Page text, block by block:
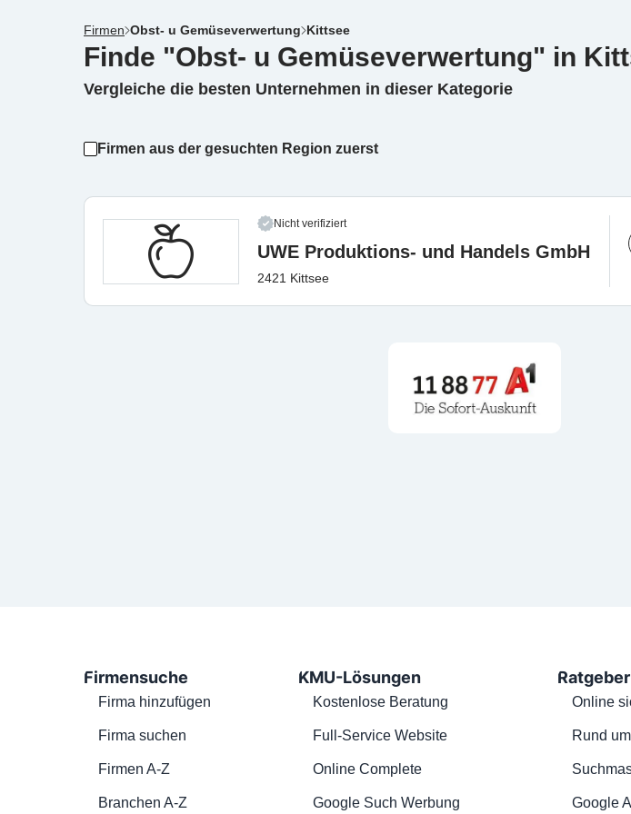
Firmen Obst- u Gemüseverwertung Kittsee
Finde "Obst- u Gemüseverwertung" in
Vergleiche die besten Unternehmen in dieser Kategorie
Firmen aus der gesuchten Region zuerst
Nicht verifiziert
UWE Produktions- und Handels GmbH
2421 Kittsee
Firmensuche
Firma hinzufügen
Firma suchen
Firmen A-Z
Branchen A-Z
KMU-Lösungen
Kostenlose Beratung
Full-Service Website
Online Complete
Google Such Werbung
Ratgeber
Online
Rund
Google